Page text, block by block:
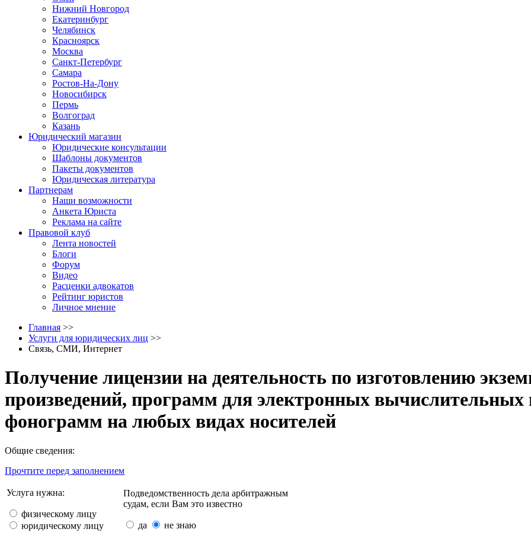
Нижний Новгород
Екатеринбург
Челябинск
Красноярск
Москва
Санкт-Петербург
Самара
Ростов-На-Дону
Новосибирск
Пермь
Волгоград
Казань
Юридический магазин
Юридические консультации
Шаблоны документов
Пакеты документов
Юридическая литература
Партнерам
Наши возможности
Анкета Юриста
Реклама на сайте
Правовой клуб
Лента новостей
Блоги
Форум
Видео
Расценки адвокатов
Рейтинг юристов
Личное мнение
Главная >>
Услуги для юридических лиц >>
Связь, СМИ, Интернет
Получение лицензии на деятельность по изготовлению
произведений, программ для электронных
фонограмм на любых видах носителей
Общие сведения:
Прочтите перед заполнением
Услуга нужна:
физическому лицу
юридическому лицу
Подведомственность дела арбитражным
судам, если Вам это известно
да не знаю